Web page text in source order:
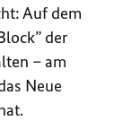
Auf dem
der
– am
Neue